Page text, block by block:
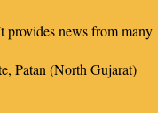
provides news from many
Patan (North Gujarat)